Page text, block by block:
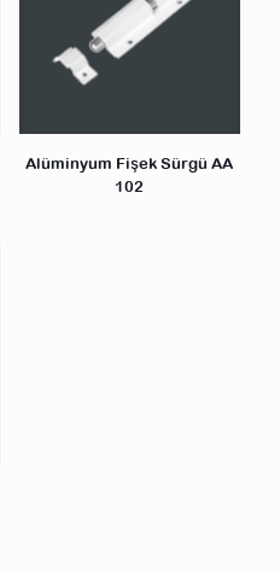
Alüminyum Fişek Sürgü AA
102